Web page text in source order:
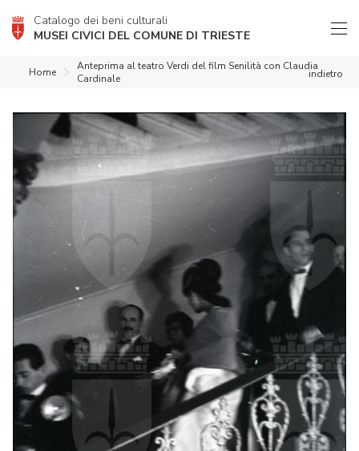
Catalogo dei beni culturali
MUSEI CIVICI DEL COMUNE DI TRIESTE
indietro
Home
Anteprima al teatro Verdi del film Senilità con Claudia
Cardinale